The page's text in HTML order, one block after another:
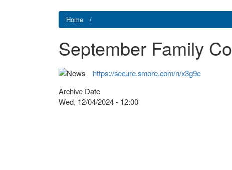
Home
September Family
https://secure.smore.com/n/x3g9c
Archive Date
Wed, 12/04/2024 - 12:00